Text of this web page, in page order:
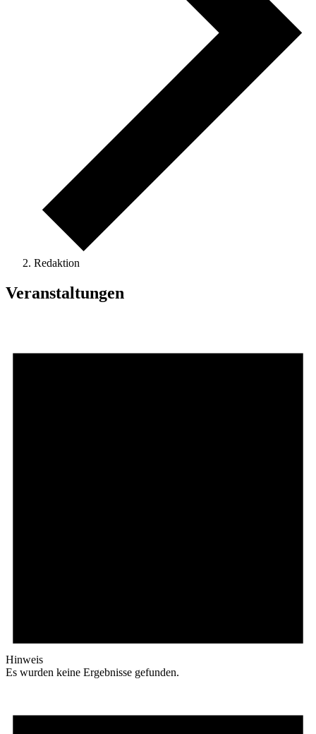
Redaktion
Veranstaltungen
Hinweis
Es wurden keine Ergebnisse gefunden.